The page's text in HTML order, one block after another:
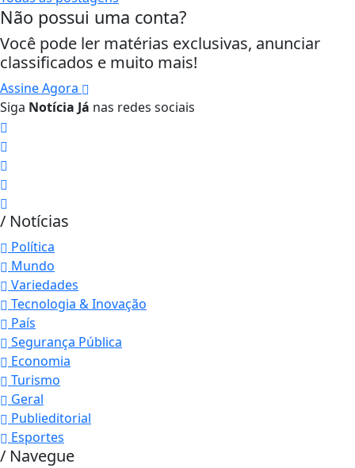
Não possui uma conta?
Você pode ler matérias exclusivas, anunciar
classificados e muito mais!
Assine Agora
Siga Notícia Já nas redes sociais
/ Notícias
Política
Mundo
Variedades
Tecnologia & Inovação
País
Segurança Pública
Economia
Turismo
Geral
Publieditorial
Esportes
/ Navegue